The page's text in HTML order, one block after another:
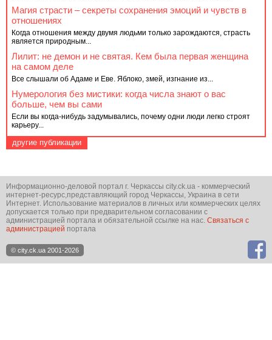
Магия страсти – секреты сохранения эмоций и чувств в
отношениях
Когда отношения между двумя людьми только зарождаются, страсть
является природным...
Лилит: не демон и не святая. Кем была первая женщина
на самом деле
Все слышали об Адаме и Еве. Яблоко, змей, изгнание из...
Нумерология без мистики: когда числа знают о вас
больше, чем вы сами
Если вы когда-нибудь задумывались, почему одни люди легко строят
карьеру...
другие публикации
Информационно-деловой портал г. Черкассы city.ck.ua - коммерческий
интернет-ресурс,представляющий город Черкассы, Украина в сети
Интернет. Использование материалов в личных или коммерческих целях
допускается только при предварительном согласовании с
администрацией портала и обязательной ссылке на нас. Связаться с
администрацией портала
© city.ck.ua 2001-2026